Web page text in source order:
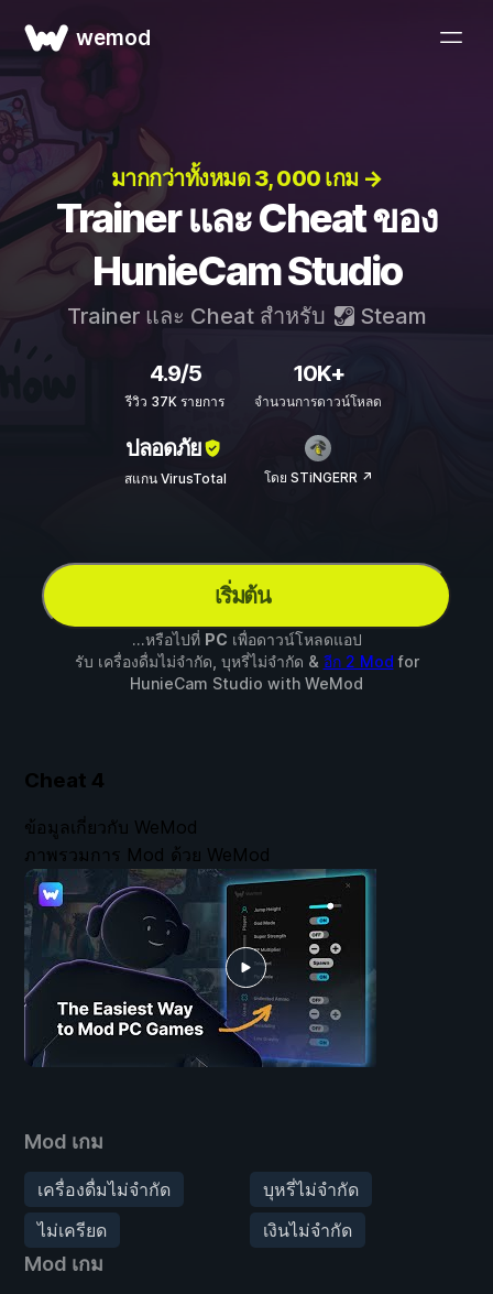
wemod
มากกว่าทั้งหมด 3, 000 เกม →
Trainer และ Cheat ของ
HunieCam Studio
Trainer และ Cheat สำหรับ Steam
4.9/5
รีวิว 37K รายการ
10K+
จำนวนการดาวน์โหลด
ปลอดภัย
สแกน VirusTotal โดย STiNGERR ↗
เริ่มต้น
...หรือไปที่ PC เพื่อดาวน์โหลดแอป
รับ เครื่องดื่มไม่จำกัด, บุหรี่ไม่จำกัด & อีก 2 Mod for
HunieCam Studio with WeMod
Cheat 4
Mod เกม
เครื่องดื่มไม่จำกัด
บุหรี่ไม่จำกัด
ไม่เครียด
เงินไม่จำกัด
Mod เกม
ข้อมูลเกี่ยวกับ WeMod
ภาพรวมการ Mod ด้วย WeMod